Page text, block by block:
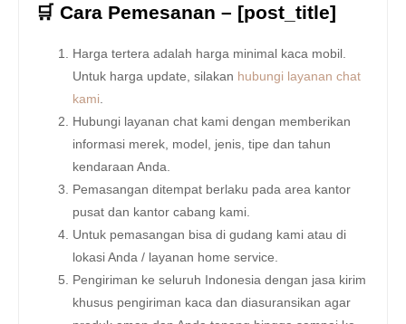
🛒 Cara Pemesanan – [post_title]
Harga tertera adalah harga minimal kaca mobil.
Untuk harga update, silakan hubungi layanan chat
kami
Hubungi layanan chat kami dengan memberikan
informasi merek, model, jenis, tipe dan tahun
kendaraan Anda.
Pemasangan ditempat berlaku pada area kantor
pusat dan kantor cabang kami.
Untuk pemasangan bisa di gudang kami atau di
lokasi Anda / layanan home service.
Pengiriman ke seluruh Indonesia dengan jasa kirim
khusus pengiriman kaca dan diasuransikan agar